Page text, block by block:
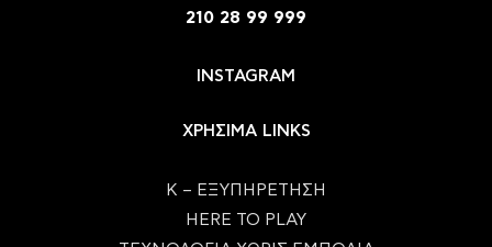
210 28 99 999
INSTAGRAM
ΧΡΗΣΙΜΑ LINKS
Κ – ΕΞΥΠΗΡΕΤΗΣΗ
HERE TO PLAY